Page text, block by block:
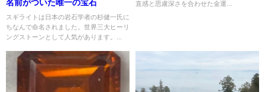
名前がついた唯一の宝石
スギライトは日本の岩石学者の杉健一氏に
ちなんで命名されました。世界三大ヒーリ
ングストーンとして人気があります。...
直感と思慮深さを合わせた金運...